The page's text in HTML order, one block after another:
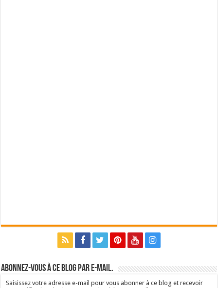
Abonnez-vous à ce blog par e-mail.
Saisissez votre adresse e-mail pour vous abonner à ce blog et recevoir